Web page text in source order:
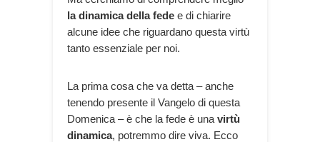
la dinamica della fede e di chiarire
alcune idee che riguardano questa virtù
tanto essenziale per noi.
La prima cosa che va detta – anche
tenendo presente il Vangelo di questa
Domenica – è che la fede è una virtù
dinamica, potremmo dire viva. Ecco